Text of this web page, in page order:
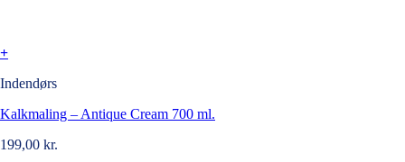
+
Indendørs
Kalkmaling – Antique Cream 700 ml.
199,00 kr.